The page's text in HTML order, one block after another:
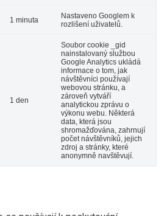
1 minuta
Nastaveno Googlem k
rozlišení uživatelů.
1 den
Soubor cookie _gid
nainstalovaný službou
Google Analytics ukládá
informace o tom, jak
návštěvníci používají
webovou stránku, a
zároveň vytváří
analytickou zprávu o
výkonu webu. Některá
data, která jsou
shromažďována, zahrnují
počet návštěvníků, jejich
zdroj a stránky, které
anonymně navštěvují.